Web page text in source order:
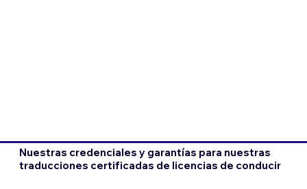
Nuestras credenciales y garantías para nuestras
traducciones certificadas de licencias de conducir